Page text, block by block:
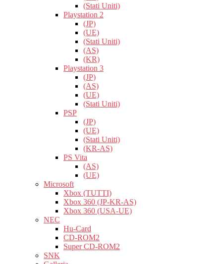
(Stati Uniti)
Playstation 2
(JP)
(UE)
(Stati Uniti)
(AS)
(KR)
Playstation 3
(JP)
(AS)
(UE)
(Stati Uniti)
PSP
(JP)
(UE)
(Stati Uniti)
(KR-AS)
PS Vita
(AS)
(UE)
Microsoft
Xbox (TUTTI)
Xbox 360 (JP-KR-AS)
Xbox 360 (USA-UE)
NEC
Hu-Card
CD-ROM2
Super CD-ROM2
SNK